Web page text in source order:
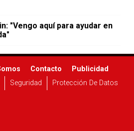
"Vengo aquí para ayudar en
Contacto
Publicidad
Seguridad Protección De Datos